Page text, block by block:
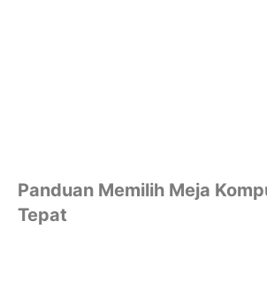
Panduan Memilih Meja
Tepat